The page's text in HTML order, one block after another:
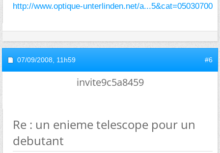
http://www.optique-unterlinden.net/a...5&cat=05030700
07/09/2008, 11h59 #6
invite9c5a8459
Re : un enieme telescope pour un
debutant